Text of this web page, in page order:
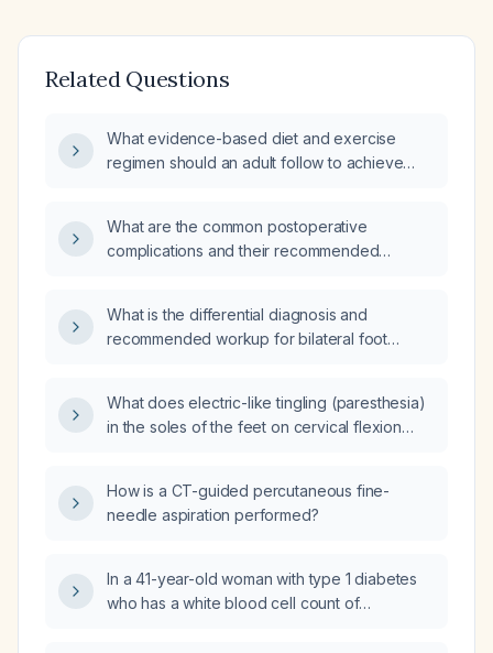
Related Questions
What evidence-based diet and exercise
regimen should an adult follow to achieve
What are the common postoperative
complications and their recommended
What is the differential diagnosis and
recommended workup for bilateral foot
What does electric-like tingling (paresthesia)
in the soles of the feet on cervical flexion
How is a CT-guided percutaneous fine-
needle aspiration performed?
In a 41-year-old woman with type 1 diabetes
who has a white blood cell count of